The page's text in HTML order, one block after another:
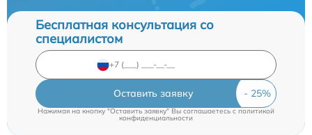
Бесплатная консультация со
специалистом
Оставить заявку
Нажимая на кнопку "Оставить заявку" Вы соглашаетесь cполитикой
конфиденциальности